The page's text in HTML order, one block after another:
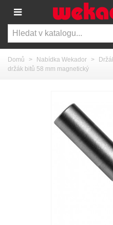
Domů > Nabídka Wekador >
držák bitů 58 mm magnetický